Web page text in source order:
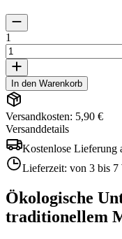
1
In den Warenkorb
Versandkosten: 5,90 €
Versanddetails
Kostenlose Lieferung
Lieferzeit: von 3 bis 7
Ökologische
traditionellem